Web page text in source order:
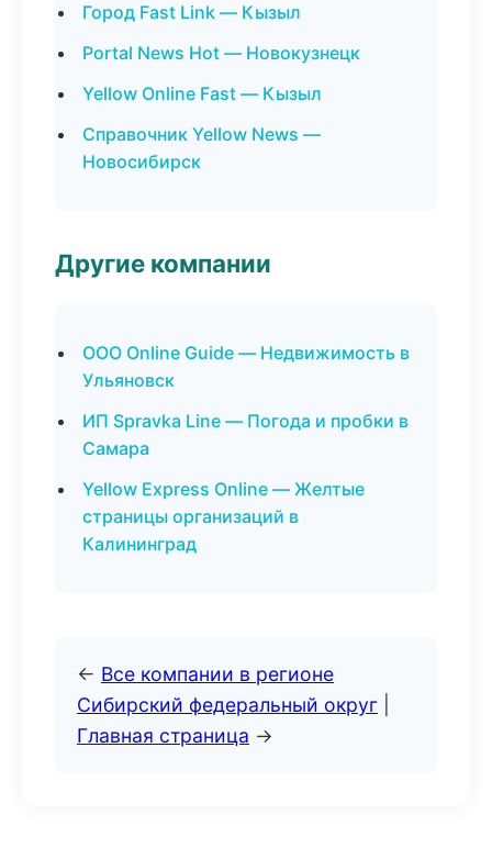
Город Fast Link — Кызыл
Portal News Hot — Новокузнецк
Yellow Online Fast — Кызыл
Справочник Yellow News —
Новосибирск
Другие компании
ООО Online Guide — Недвижимость в
Ульяновск
ИП Spravka Line — Погода и пробки в
Самара
Yellow Express Online — Желтые
страницы организаций в
Калининград
← Все компании в регионе
Сибирский федеральный округ
Главная страница →